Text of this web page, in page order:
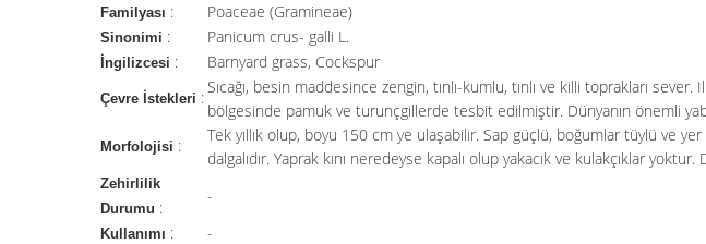
Familyası : Poaceae (Gramineae)
Sinonimi : Panicum crus- galli L.
İngilizcesi : Barnyard grass, Cockspur
Çevre İstekleri :
Sıcağı, besin maddesince zengin, tınlı-kumlu, tınlı ve killi toprakları
bölgesinde pamuk ve turunçgillerde tesbit edilmiştir. Dünyanın önemli
Morfolojisi :
Tek yıllık olup, boyu 150 cm ye ulaşabilir. Sap güçlü, boğumlar tüylü ve
dalgalıdır. Yaprak kını neredeyse kapalı olup yakacık ve kulakçıklar yoktur.
Zehirlilik
Durumu :
-
Kullanımı : -